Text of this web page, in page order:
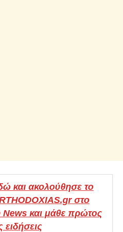
και ακολούθησε το
στο
News και μάθε πρώτος
ειδήσεις